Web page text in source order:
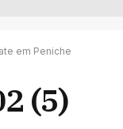
em Peniche
(5)